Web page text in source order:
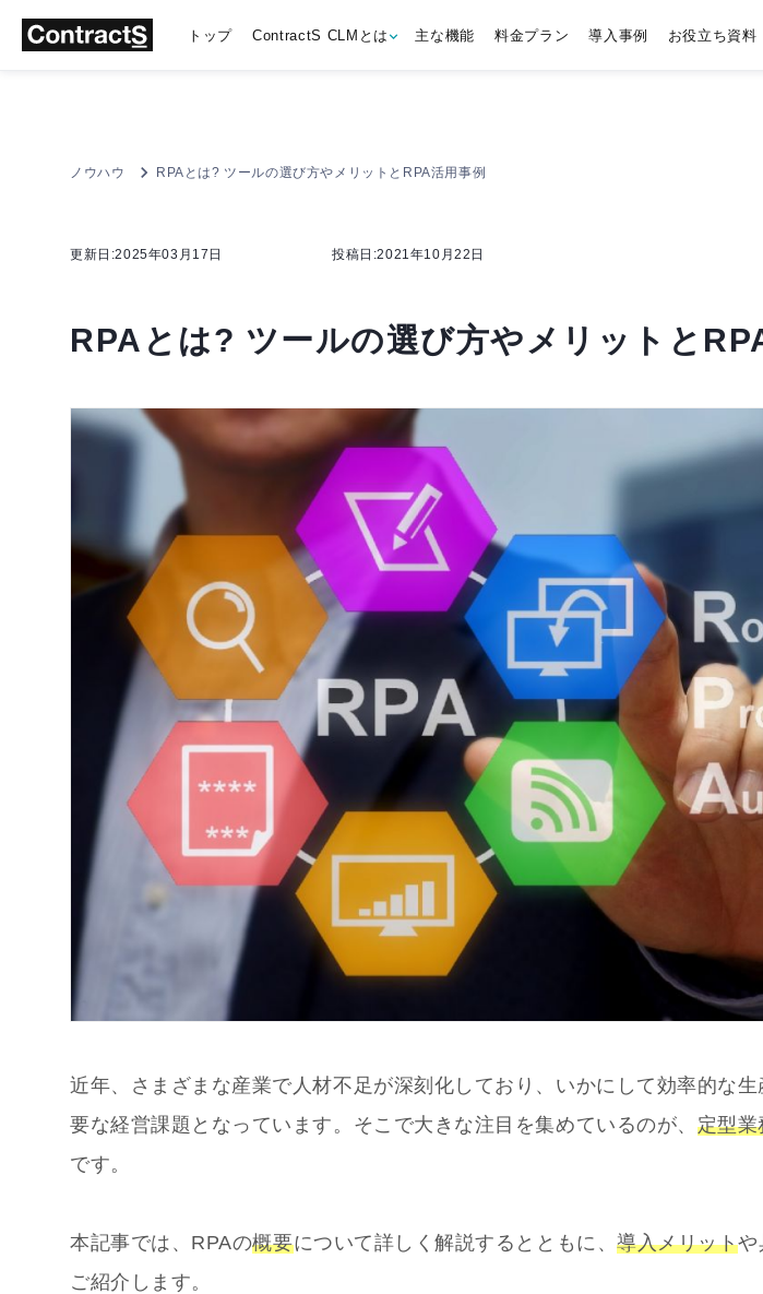
トップ ContractS CLMとは 主な機能 料金プラン 導入事例 お役立ち資料
ノウハウ RPAとは? ツールの選び方やメリットとRPA活用事例
更新日:2025年03月17日 投稿日:2021年10月22日
RPAとは? ツールの選び方やメリットと
近年、さまざまな産業で人材不足が深刻化しており、いかにして効率的な
要な経営課題となっています。そこで大きな注目を集めているのが、 定型業
です。
本記事では、RPAの概要について詳しく解説するとともに、導入メリットや
ご紹介します。